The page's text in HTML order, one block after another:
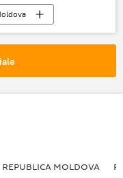
REPUBLICA MOLDOVA